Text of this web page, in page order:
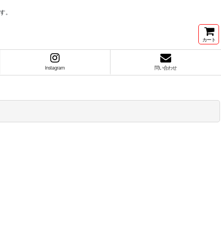
。
カート
Instagram 問い合わせ